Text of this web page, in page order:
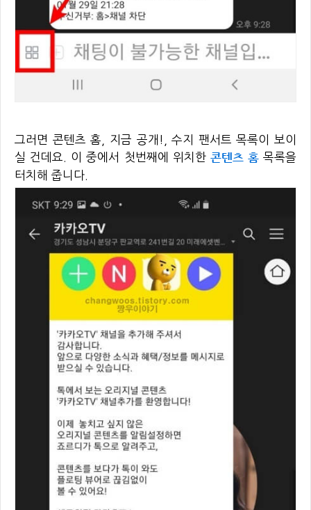
그러면 콘텐츠 홈, 지금 공개!, 수지 팬서트 목록이 보이
실 건데요. 이 중에서 첫번째에 위치한 콘텐츠 홈목록을
터치해 줍니다.